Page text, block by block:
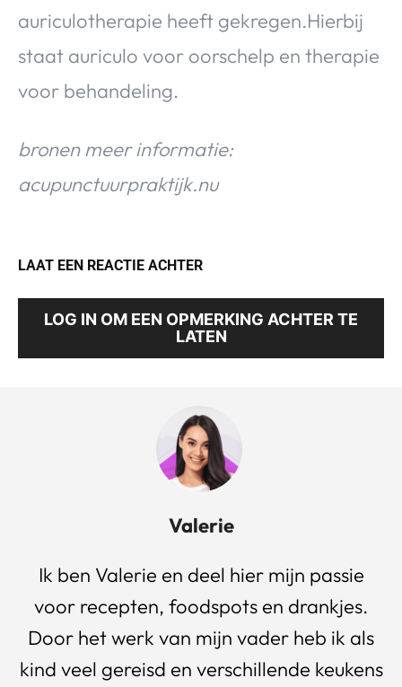
auriculotherapie heeft gekregen.Hierbij
staat auriculo voor oorschelp en therapie
voor behandeling.
bronen meer informatie:
acupunctuurpraktijk.nu
LAAT EEN REACTIE ACHTER
LOG IN OM EEN OPMERKING ACHTER TE
LATEN
Valerie
Ik ben Valerie en deel hier mijn passie
voor recepten, foodspots en drankjes.
Door het werk van mijn vader heb ik als
kind veel gereisd en verschillende keukens